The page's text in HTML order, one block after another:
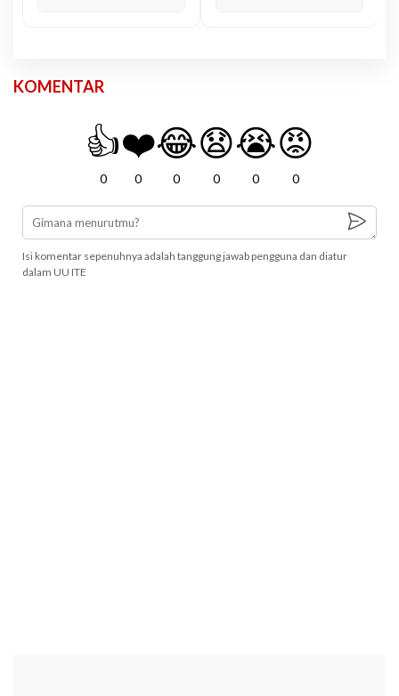
KOMENTAR
👍
0
❤️
0
😂
0
😧
0
😭
0
😡
0
Isi komentar sepenuhnya adalah tanggung jawab pengguna dan diatur
dalam UU ITE